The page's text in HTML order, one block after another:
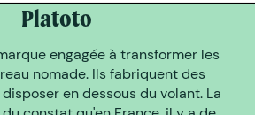
Platoto
engagée à transformer les
nomade. Ils fabriquent des
en dessous du volant. La